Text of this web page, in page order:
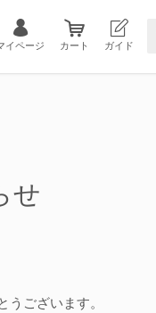
イページ カート ガイド
せ
ございます。